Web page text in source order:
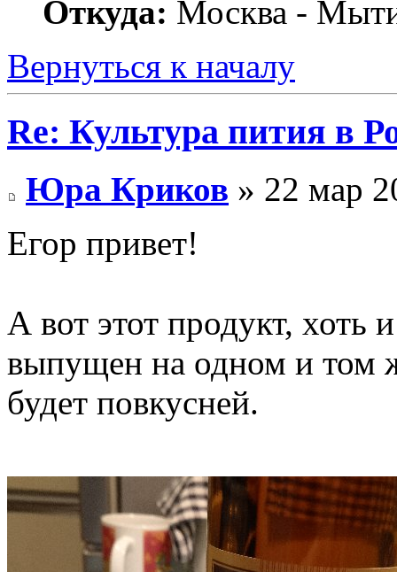
Откуда: Москва -
Вернуться к началу
Re: Культура пития в
Юра Криков » 22 мар
Егор привет!
А вот этот продукт, хоть
выпущен на одном и том
будет повкусней.